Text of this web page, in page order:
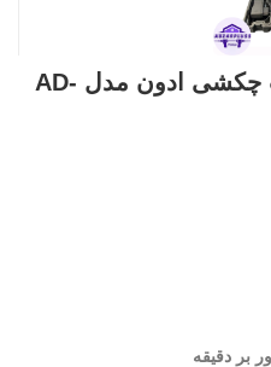
دریل شارژی 12 ولت چکشی ادون مدل AD-